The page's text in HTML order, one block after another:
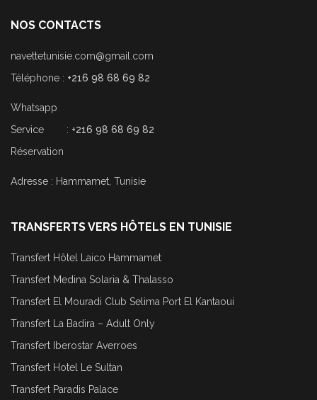
NOS CONTACTS
navettetunisie.com@gmail.com
Téléphone : +216 98 68 69 82
Whatsapp
Service : +216 98 68 69 82
Réservation
Adresse : Hammamet, Tunisie
TRANSFERTS VERS HÔTELS EN TUNISIE
Transfert Hôtel Laico Hammamet
Transfert Medina Solaria & Thalasso
Transfert El Mouradi Club Selima Port El Kantaoui
Transfert La Badira – Adult Only
Transfert Iberostar Averroes
Transfert Hotel Le Sultan
Transfert Paradis Palace